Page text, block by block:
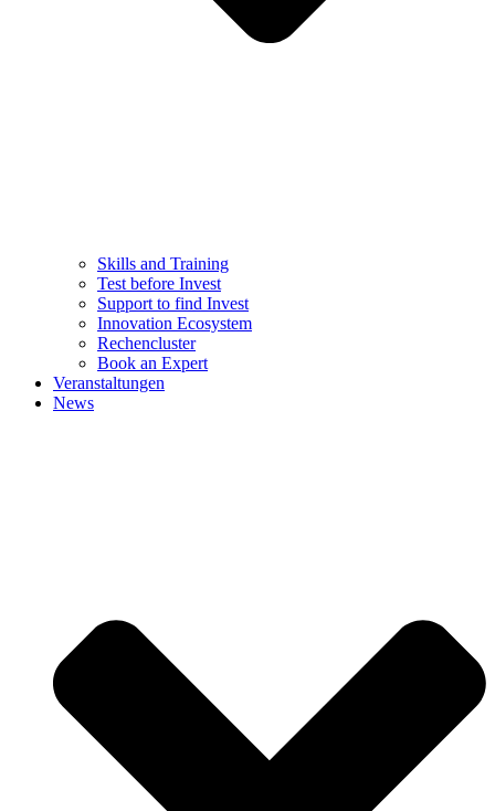
Skills and Training
Test before Invest
Support to find Invest
Innovation Ecosystem
Rechencluster​
Book an Expert
Veranstaltungen
News